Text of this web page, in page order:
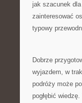
jak szacunek
zainteresować
typowy
Dobrze
wyjazdem, w
podróży może
pogłębić